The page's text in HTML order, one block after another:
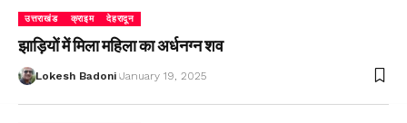
उत्तराखंड क्राइम देहरादून
झाड़ियों में मिला महिला का अर्धनग्न शव
Lokesh Badoni January 19, 2025